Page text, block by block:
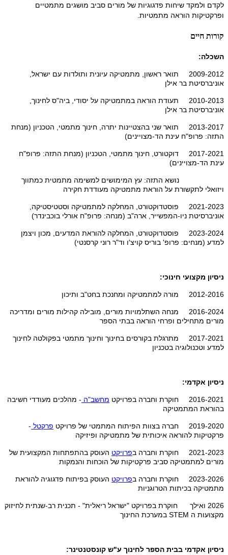
לקדם ולמקד שיחות פדגוגיות של מורים סביב מושגים מתמטיים
ופרקטיקות הוראה מתמטיות.
קורות חיים
השכלה:
2009-2012 תואר ראשון, מתמטיקה עיונית ותולדות עם ישראל,
אוניברסיטת בר אילן
2010-2013 תעודת הוראה במתמטיקה על יסודי, ביה"ס לחינוך,
אוניברסיטת בר אילן
2013-2017 תואר שני בהצטיינות יתרה, חינוך מתמטי, הטכניון (מנחת
התזה: פרופ"ח עינת הד-מצויינים)
2017-2021 דוקטורט, חינוך מתמטי, הטכניון (מנחת התזה: פרופ"ח
עינת הד-מצויינים)
נושא התזה: עץ המימושים למשימה מתמטית כמתווך
ויזואלי לתקשורת על הוראת מתמטיקה מעודדת חקירה
2021-2023 פוסטדוקטורט, המחלקה למתמטיקה וסטטיסטיקה,
אוניברסיטת ניו-המפשייר, ארה"ב (מנחה: פרופ"ח אורלי בוכבינדר)
2023-2024 פוסטדוקטורט, המחלקה להוראת המדעים, מכון ויצמן
למדע (מנחים: פרופ' בוריס קויצ'ו וד"ר רוני קרסנטי)
ניסיון מקצועי חינוכי:
2012-2016 מורה למתמטיקה ומחנכת בחט"ב ותיכון
2016-2024 מנחה השתלמויות מורים, מובילה קהילות מורים ומדריכה
מורים מתחילים ופרחי הוראה בבתי הספר
2017-2021 מתרגלת בקורסים בחינוך וחינוך מתמטי בפקולטה לחינוך
למדע וטכנולוגיה בטכניון
ניסיון אקדמי:
2016-2021 חוקרת וחברה בפרויקט מחשב"ה - מהלכים מעודדי חשיבה
בהוראת המתמטיקה
2019-2020 חברה בצוות הפיתוח המתמטי של פרויקט פרקטל -
פרקטיקות להוראה איכותית של מתמטיקה ופיזיקה
2021-2023 חוקרת וחברה ב פרויקט העוסק בהתפתחות המקצועית של
מורים למתמטיקה סביב פרקטיקות של הוכחות והנמקות
2023-2026 חוקרת וחברה ב פרויקט העוסק בפיתוח פדגוגיה להוראת
מתמטיקה בכיתות הטרוגניות
2026 ואילך חוקרת בפרויקט "ישראל ריאלית" - תכנית רב-שנתית לחיזוק
מקצועות ה STEM במערכת החינוך
ניסיון אקדמי בבית הספר לחינוך ע"ש קונסטנטינר: